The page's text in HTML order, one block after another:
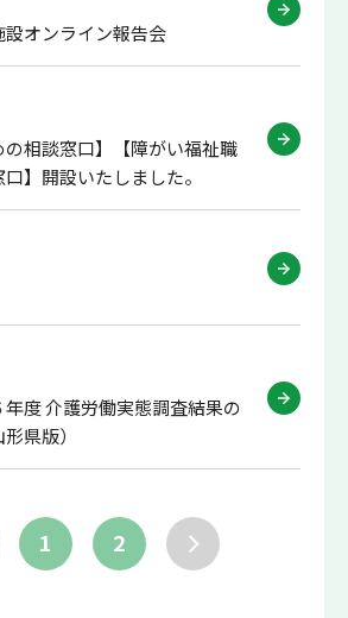
オンライン報告会
の相談窓口】【障がい福祉職
】開設いたしました。
年度 介護労働実態調査結果の
県版）
1 2